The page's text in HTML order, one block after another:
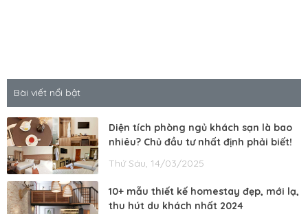
Bài viết nổi bật
Diện tích phòng ngủ khách sạn là bao
nhiêu? Chủ đầu tư nhất định phải biết!
Thứ Sáu, 14/03/2025
10+ mẫu thiết kế homestay đẹp, mới lạ,
thu hút du khách nhất 2024